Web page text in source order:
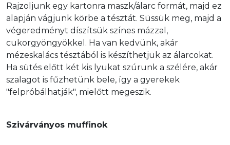
Rajzoljunk egy kartonra maszk/álarc formát, majd ez
alapján vágjunk körbe a tésztát. Süssük meg, majd a
végeredményt díszítsük színes mázzal,
cukorgyöngyökkel. Ha van kedvünk, akár
mézeskalács tésztából is készíthetjük az álarcokat.
Ha sütés előtt két kis lyukat szúrunk a szélére, akár
szalagot is fűzhetünk bele, így a gyerekek
"felpróbálhatják", mielőtt megeszik.
Szivárványos muffinok